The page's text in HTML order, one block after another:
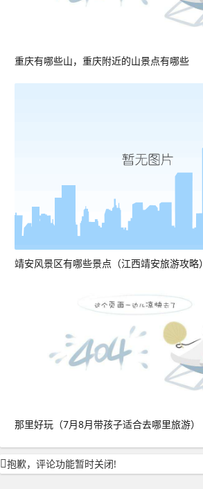
重庆有哪些山，重庆附近的山景点有哪些
靖安风景区有哪些景点（江西靖安旅游攻略）
那里好玩（7月8月带孩子适合去哪里旅游）
抱歉，评论功能暂时关闭!